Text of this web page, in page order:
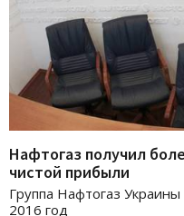
Нафтогаз получил
чистой прибыли
Группа Нафтогаз
2016 год